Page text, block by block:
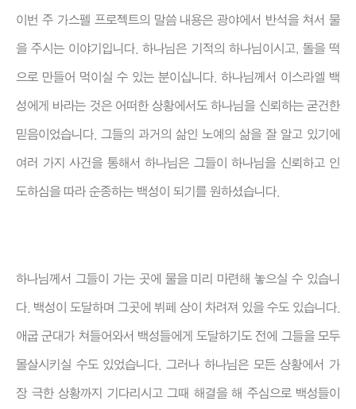
이번 주 가스펠 프로젝트의 말씀 내용은 광야에서 반석을 쳐서 물
을 주시는 이야기입니다. 하나님은 기적의 하나님이시고, 돌을 떡
으로 만들어 먹이실 수 있는 분이십니다. 하나님께서 이스라엘 백
성에게 바라는 것은 어떠한 상황에서도 하나님을 신뢰하는 굳건한
믿음이었습니다. 그들의 과거의 삶인 노예의 삶을 잘 알고 있기에
여러 가지 사건을 통해서 하나님은 그들이 하나님을 신뢰하고 인
도하심을 따라 순종하는 백성이 되기를 원하셨습니다.
하나님께서 그들이 가는 곳에 물을 미리 마련해 놓으실 수 있습니
다. 백성이 도달하며 그곳에 뷔페 상이 차려져 있을 수도 있습니다.
애굽 군대가 쳐들어와서 백성들에게 도달하기도 전에 그들을 모두
몰살시키실 수도 있었습니다. 그러나 하나님은 모든 상황에서 가
장 극한 상황까지 기다리시고 그때 해결을 해 주심으로 백성들이